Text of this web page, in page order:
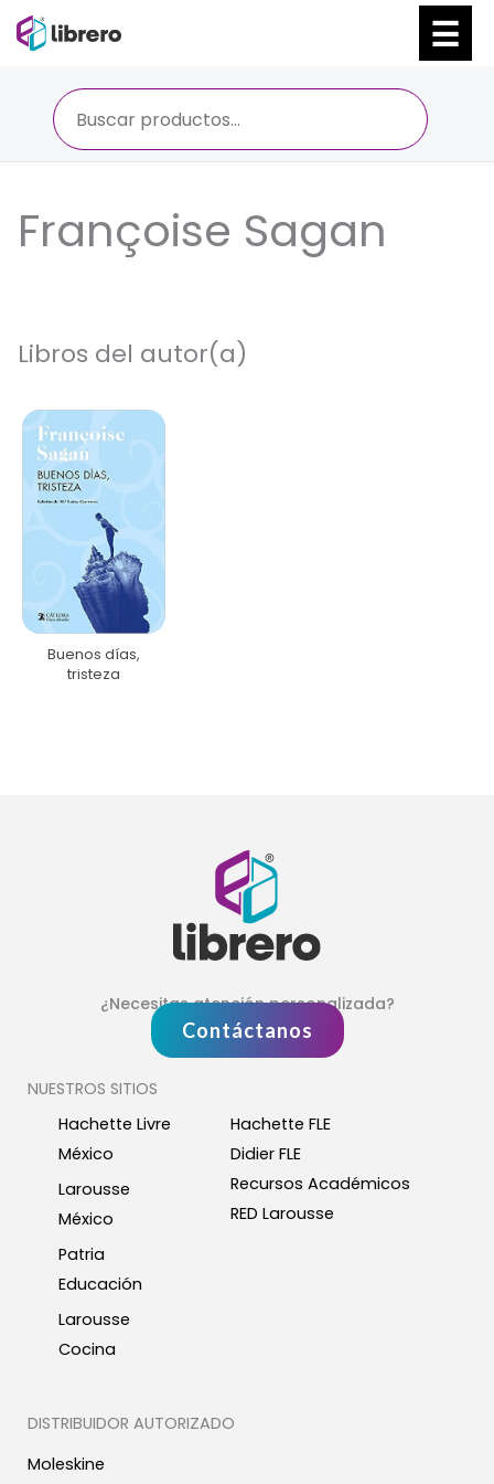
Françoise Sagan
Libros del autor(a)
Buenos días,
tristeza
¿Necesitas atención personalizada?
Contáctanos
NUESTROS SITIOS
Hachette Livre
México
Larousse
México
Patria
Educación
Larousse
Cocina
Hachette FLE
Didier FLE
Recursos Académicos
RED Larousse
DISTRIBUIDOR AUTORIZADO
Moleskine